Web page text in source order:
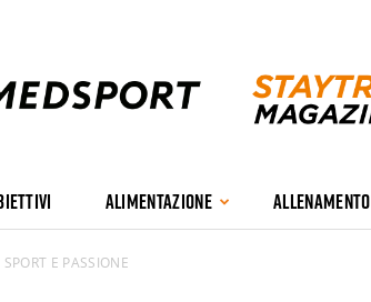
Stay
ALIMENTAZIONE ALLENAMENTO
E PASSIONE